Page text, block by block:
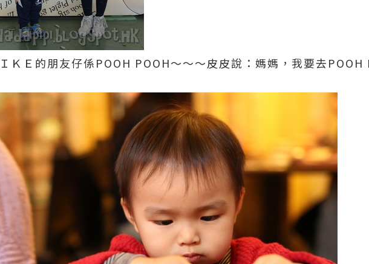
ＫＥ的朋友仔係POOH POOH～～～皮皮說：媽媽，我要去POOH